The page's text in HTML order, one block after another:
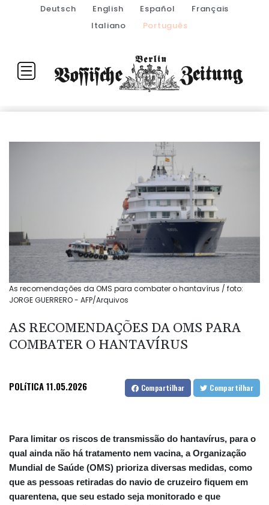
Deutsch English Español
Français
Italiano
Português
As recomendações da OMS para combater o hantavírus / foto:
JORGE GUERRERO - AFP/Arquivos
AS RECOMENDAÇÕES DA OMS PARA
COMBATER O HANTAVÍRUS
POLíTICA11.05.2026 Compartilhar Compartilhar
Para limitar os riscos de transmissão do hantavírus, para o
qual ainda não há tratamento nem vacina, a Organização
Mundial de Saúde (OMS) prioriza diversas medidas, como
que as pessoas retiradas do navio de cruzeiro fiquem em
quarentena, que seu estado seja monitorado e que